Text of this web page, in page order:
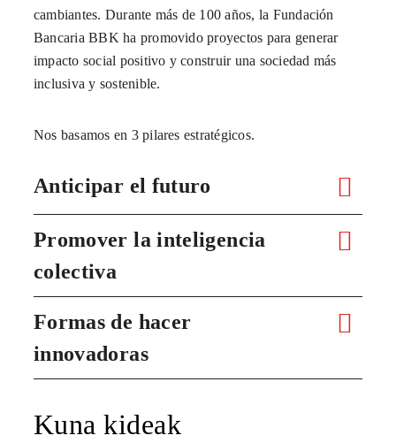
cambiantes. Durante más de 100 años, la Fundación
Bancaria BBK ha promovido proyectos para generar
impacto social positivo y construir una sociedad más
inclusiva y sostenible.
Nos basamos en 3 pilares estratégicos.
Anticipar el futuro
Promover la inteligencia
colectiva
Formas de hacer
innovadoras
Kuna kideak